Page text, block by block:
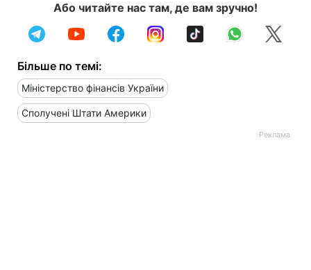
Або читайте нас там, де вам зручно!
Більше по темі:
Міністерство фінансів України
Сполучені Штати Америки